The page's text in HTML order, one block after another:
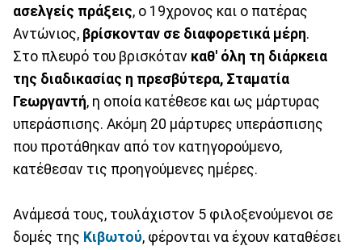
ασελγείς πράξεις, ο 19χρονος και ο πατέρας
Αντώνιος, βρίσκονταν σε διαφορετικά μέρη.
Στο πλευρό του βρισκόταν καθ' όλη τη διάρκεια
της διαδικασίας η πρεσβύτερα, Σταματία
Γεωργαντή, η οποία κατέθεσε και ως μάρτυρας
υπεράσπισης. Ακόμη 20 μάρτυρες υπεράσπισης
που προτάθηκαν από τον κατηγορούμενο,
κατέθεσαν τις προηγούμενες ημέρες.
Ανάμεσά τους, τουλάχιστον 5 φιλοξενούμενοι σε
δομές της Κιβωτού, φέρονται να έχουν καταθέσει